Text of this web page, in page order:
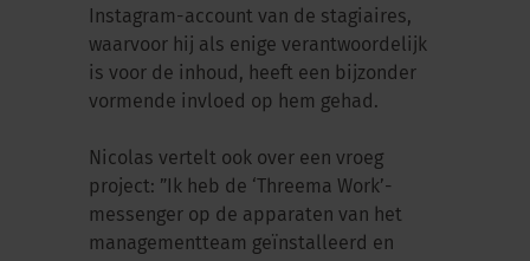
Instagram-account van de stagiaires,
waarvoor hij als enige verantwoordelijk
is voor de inhoud, heeft een bijzonder
vormende invloed op hem gehad.
Nicolas vertelt ook over een vroeg
project: ”Ik heb de ‘Threema Work’-
messenger op de apparaten van het
managementteam geïnstalleerd en